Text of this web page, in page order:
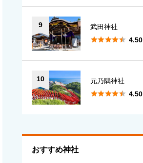
9
武田神社
 4.50
10
元乃隅神社
 4.50
おすすめ神社